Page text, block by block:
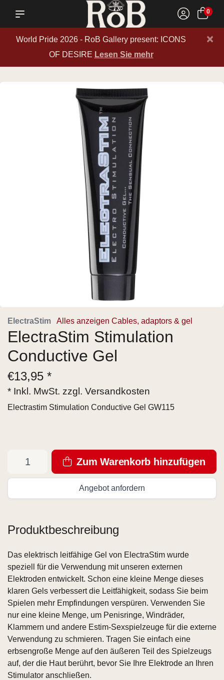
0
World Pride 2026 - RoB Gallery present: ICONS
OF DESIRE Lesen Sie mehr
×
ElectraStim Alles anzeigen Cables, adaptors & gel
ElectraStim Stimulation
Conductive Gel
€13,95 *
* Inkl. MwSt. zzgl. Versandkosten
Electrastim Stimulation Conductive Gel GW115
Zum Warenkorb hinzufügen
Angebot anfordern
Produktbeschreibung
Das elektrisch leitfähige Gel von ElectraStim wurde
speziell für die Verwendung mit unseren externen
Elektroden entwickelt. Schon eine kleine Menge dieses
klaren Gels verbessert die Leitfähigkeit, sodass Sie beim
Spielen mehr Empfindungen verspüren. Verwenden Sie
nur eine kleine Menge, um Penisringe, Windräder,
Klammern und andere Estim-Sexspielzeuge für die externe
Verwendung zu schmieren. Tragen Sie einfach eine
erbsengroße Menge auf den äußeren Teil des Spielzeugs
auf, der die Haut berührt, bevor Sie Ihre Elektrode an Ihren
Stimulator anschließen.